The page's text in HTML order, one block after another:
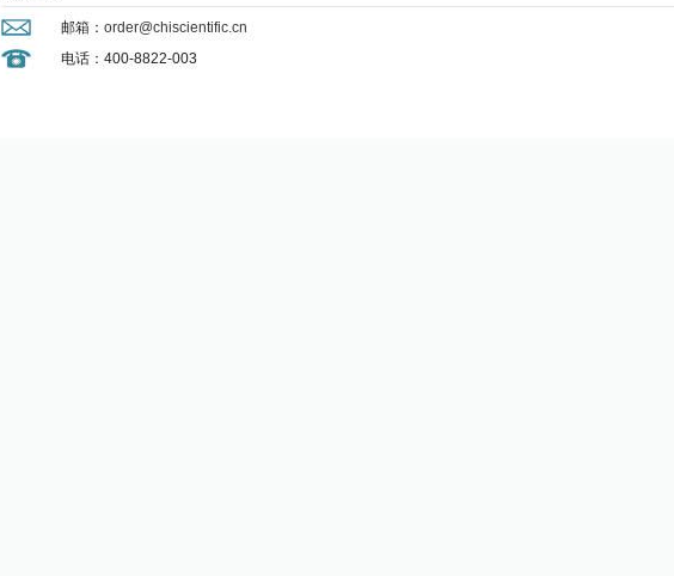
邮箱： order@chiscientific.cn
电话：400-8822-003